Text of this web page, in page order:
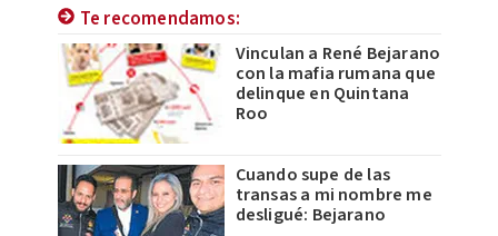
Te recomendamos:
Vinculan a René Bejarano
con la mafia rumana que
delinque en Quintana
Roo
Cuando supe de las
transas a mi nombre me
desligué: Bejarano